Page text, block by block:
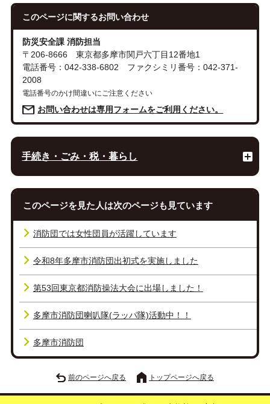
このページに関するお問い合わせ
防災安全課 消防担当
〒206-8666 東京都多摩市関戸六丁目12番地1
電話番号：042-338-6802 ファクシミリ番号：042-371-
2008
電話番号のかけ間違いにご注意ください
お問い合わせは専用フォームをご利用ください。
手続き・ごみ・税・暮らし
このページを見た人は次のページも見ています
消防団では女性団員が活躍しています
令和8年多摩市消防団出初式を実施しました
第53回東京都消防操法大会に出場しました！
多摩市消防団喇叭隊(ラッパ隊)活動中！！
多摩市消防団
前のページへ戻る トップページへ戻る